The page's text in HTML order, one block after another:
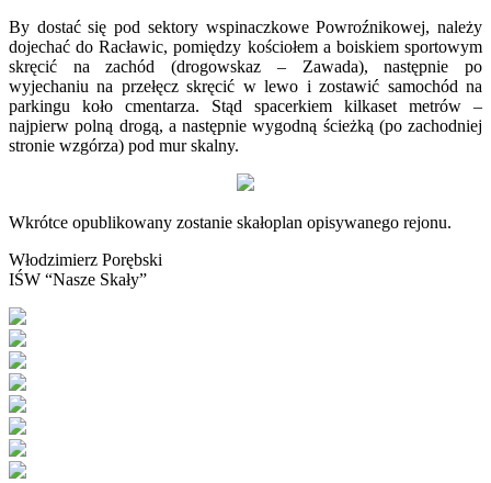
By dostać się pod sektory wspinaczkowe Powroźnikowej, należy
dojechać do Racławic, pomiędzy kościołem a boiskiem sportowym
skręcić na zachód (drogowskaz – Zawada), następnie po
wyjechaniu na przełęcz skręcić w lewo i zostawić samochód na
parkingu koło cmentarza. Stąd spacerkiem kilkaset metrów –
najpierw polną drogą, a następnie wygodną ścieżką (po zachodniej
stronie wzgórza) pod mur skalny.
Wkrótce opublikowany zostanie skałoplan opisywanego rejonu.
Włodzimierz Porębski
IŚW “Nasze Skały”